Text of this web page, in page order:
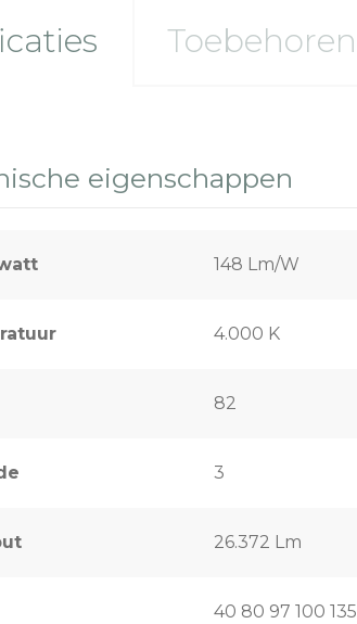
Toebehoren
eigenschappen
148 Lm/W
4.000 K
82
3
26.372 Lm
40 80 97 100 135